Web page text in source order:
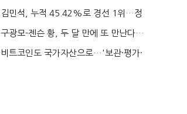
가 수습"
김민석, 누적 45.42%로 경선 1위…정
청래와 격차 0.86%p(...
구광모-젠슨 황, 두 달 만에 또 만난다…
로봇·AI 등 논...
비트코인도 국가자산으로…'보관·평가·